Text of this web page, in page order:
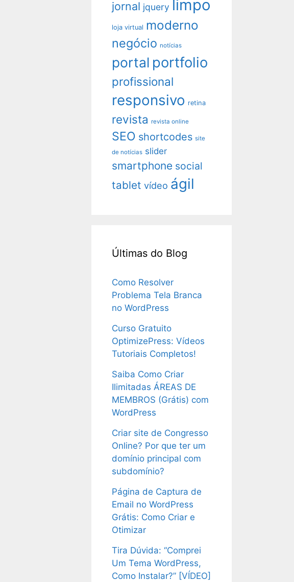
jornal jquery limpo
loja virtual moderno
negócio notícias
portal portfolio
profissional
responsivo retina
revista revista online
SEO shortcodes site
de notícias slider
smartphone social
tablet vídeo ágil
Últimas do Blog
Como Resolver
Problema Tela Branca
no WordPress
Curso Gratuito
OptimizePress: Vídeos
Tutoriais Completos!
Saiba Como Criar
Ilimitadas ÁREAS DE
MEMBROS (Grátis) com
WordPress
Criar site de Congresso
Online? Por que ter um
domínio principal com
subdomínio?
Página de Captura de
Email no WordPress
Grátis: Como Criar e
Otimizar
Tira Dúvida: “Comprei
Um Tema WordPress,
Como Instalar?” [VÍDEO]